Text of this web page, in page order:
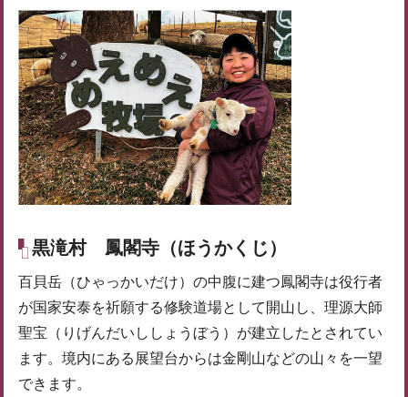
黒滝村 鳳閣寺（ほうかくじ）
百貝岳（ひゃっかいだけ）の中腹に建つ鳳閣寺は役行者
が国家安泰を祈願する修験道場として開山し、理源大師
聖宝（りげんだいししょうぼう）が建立したとされてい
ます。境内にある展望台からは金剛山などの山々を一望
できます。